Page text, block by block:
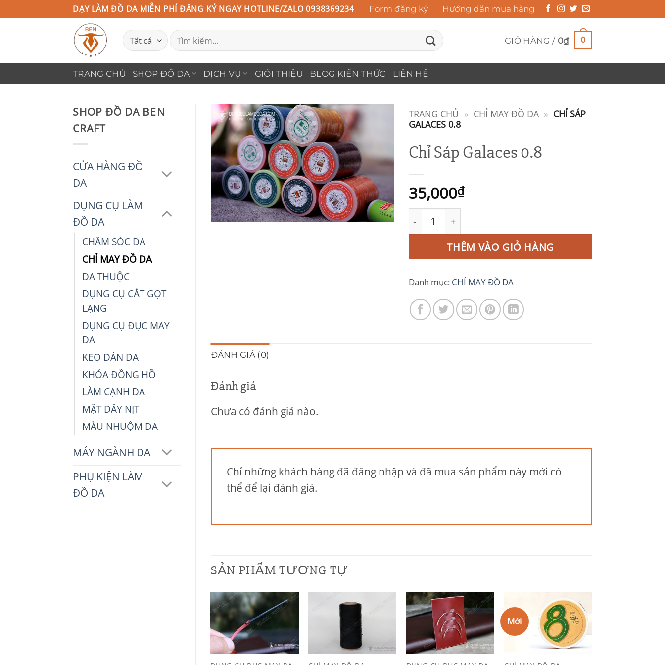
DẠY LÀM ĐỒ DA MIỄN PHÍ ĐĂNG KÝ NGAY HOTLINE/ZALO 0938369234 Form đăng ký Hướng dẫn mua hàng
Tìm
kiếm:
GIỎ HÀNG / 0₫ 0
TRANG CHỦ SHOP ĐỒ DA DỊCH VỤ GIỚI THIỆU BLOG KIẾN THỨC LIÊN HỆ
SHOP ĐỒ DA BEN
CRAFT
CỬA HÀNG ĐỒ
DA
DỤNG CỤ LÀM
ĐỒ DA
CHĂM SÓC DA
CHỈ MAY ĐỒ DA
DA THUỘC
DỤNG CỤ CẮT GỌT
LẠNG
DỤNG CỤ ĐỤC MAY
DA
KEO DÁN DA
KHÓA ĐỒNG HỒ
LÀM CẠNH DA
MẶT DÂY NỊT
MÀU NHUỘM DA
MÁY NGÀNH DA
PHỤ KIỆN LÀM
ĐỒ DA
Add to
Wishlist
TRANG CHỦ » CHỈ MAY ĐỒ DA » CHỈ SÁP
GALACES 0.8
Chỉ Sáp Galaces 0.8
35,000₫
Chỉ Sáp Galaces 0.8 số lượng
THÊM VÀO GIỎ HÀNG
Danh mục: CHỈ MAY ĐỒ DA
ĐÁNH GIÁ (0)
Đánh giá
Chưa có đánh giá nào.
Chỉ những khách hàng đã đăng nhập và đã mua sản phẩm này mới có
thể để lại đánh giá.
SẢN PHẨM TƯƠNG TỰ
Add to
Wishlist
Add to
Wishlist
Mới
Add to
Wishlist